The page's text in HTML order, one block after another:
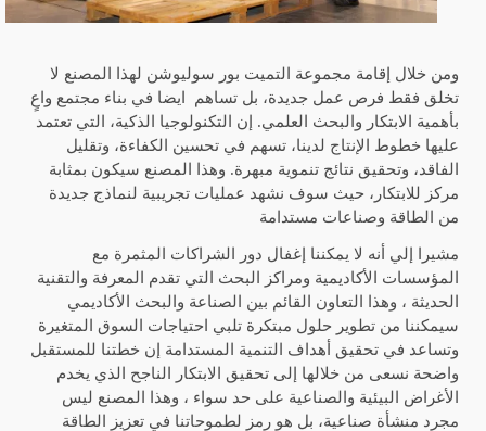
ومن خلال إقامة مجموعة التميت بور سوليوشن لهذا المصنع لا
تخلق فقط فرص عمل جديدة، بل تساهم
ايضا في بناء مجتمع واعٍ
بأهمية الابتكار والبحث العلمي. إن التكنولوجيا الذكية، التي تعتمد
عليها خطوط الإنتاج لدينا، تسهم في تحسين الكفاءة، وتقليل
الفاقد، وتحقيق نتائج تنموية مبهرة. وهذا المصنع سيكون بمثابة
مركز للابتكار، حيث سوف نشهد عمليات تجريبية لنماذج جديدة
من الطاقة وصناعات مستدامة
مشيرا إلي أنه لا يمكننا إغفال دور الشراكات المثمرة مع
المؤسسات الأكاديمية ومراكز البحث التي تقدم المعرفة والتقنية
الحديثة ، وهذا التعاون القائم بين الصناعة والبحث الأكاديمي
سيمكننا من تطوير حلول مبتكرة تلبي احتياجات السوق المتغيرة
وتساعد في تحقيق أهداف التنمية المستدامة إن خطتنا للمستقبل
واضحة نسعى من خلالها إلى تحقيق الابتكار الناجح الذي يخدم
الأغراض البيئية والصناعية على حد سواء ، وهذا المصنع ليس
مجرد منشأة صناعية، بل هو رمز لطموحاتنا في تعزيز الطاقة